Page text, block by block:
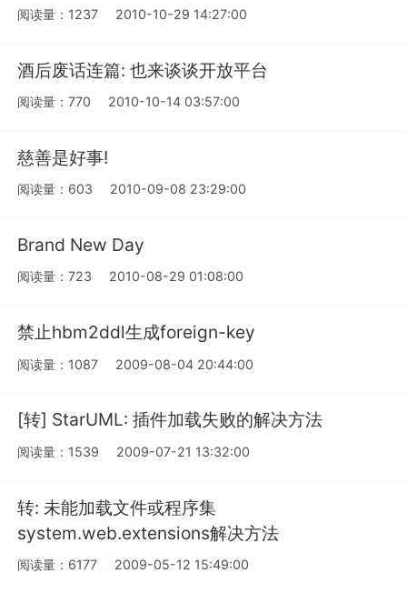
阅读量：1237 2010-10-29 14:27:00
酒后废话连篇: 也来谈谈开放平台
阅读量：770 2010-10-14 03:57:00
慈善是好事!
阅读量：603 2010-09-08 23:29:00
Brand New Day
阅读量：723 2010-08-29 01:08:00
禁止hbm2ddl生成foreign-key
阅读量：1087 2009-08-04 20:44:00
[转] StarUML: 插件加载失败的解决方法
阅读量：1539 2009-07-21 13:32:00
转: 未能加载文件或程序集
system.web.extensions解决方法
阅读量：6177 2009-05-12 15:49:00